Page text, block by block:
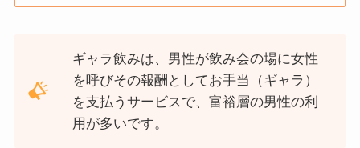
ギャラ飲みは、男性が飲み会の場に女性
を呼びその報酬としてお手当（ギャラ）
を支払うサービスで、富裕層の男性の利
用が多いです。